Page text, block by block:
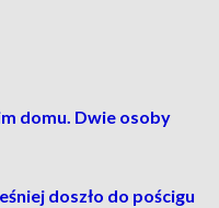
domu. Dwie osoby
doszło do pościgu